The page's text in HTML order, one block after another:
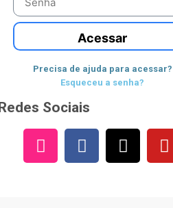
Acessar
Precisa de ajuda para acessar?
Esqueceu a senha?
Sociais